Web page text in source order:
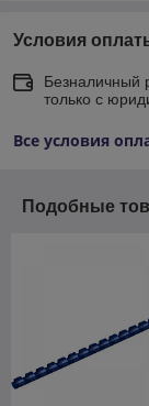
Условия
Безналичный
только с
Все условия
Подобные